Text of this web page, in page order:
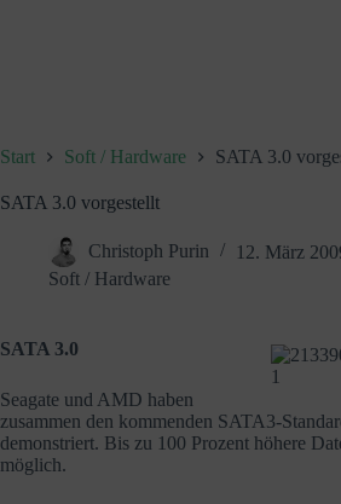
Start Soft / Hardware SATA 3.0
SATA 3.0 vorgestellt
Christoph Purin
12. März
Soft / Hardware
SATA 3.0
Seagate und AMD haben
zusammen den kommenden SATA3-
demonstriert. Bis zu 100 Prozent höhere
möglich.